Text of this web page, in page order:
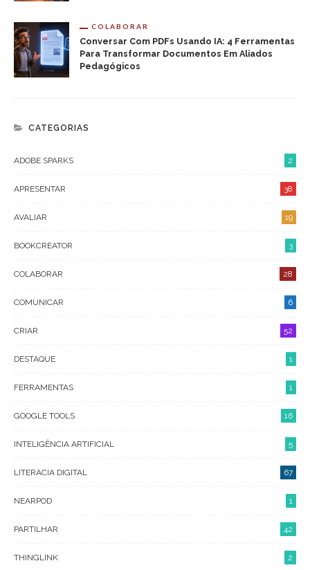
COLABORAR
Conversar Com PDFs Usando IA: 4 Ferramentas
Para Transformar Documentos Em Aliados
Pedagógicos
CATEGORIAS
ADOBE SPARKS 2
APRESENTAR 38
AVALIAR 19
BOOKCREATOR 3
COLABORAR 28
COMUNICAR 6
CRIAR 52
DESTAQUE 1
FERRAMENTAS 1
GOOGLE TOOLS 16
INTELIGÊNCIA ARTIFICIAL 5
LITERACIA DIGITAL 67
NEARPOD 1
PARTILHAR 42
THINGLINK 2